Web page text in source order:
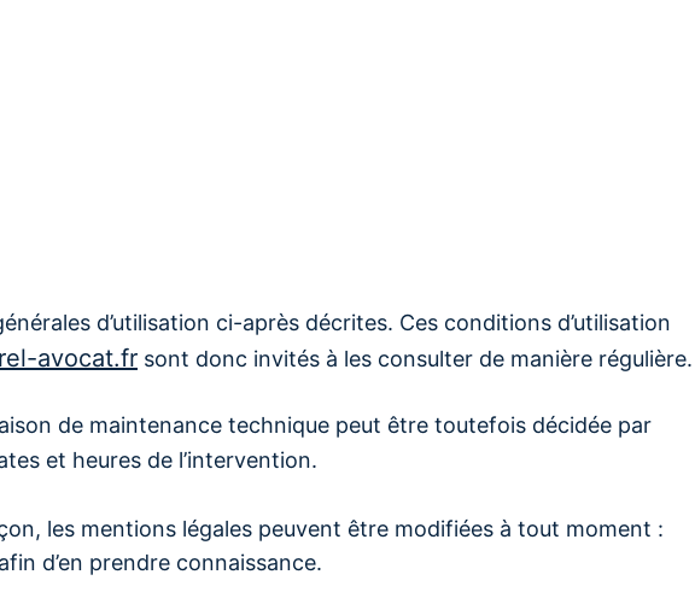
d’utilisation ci-après décrites. Ces conditions d’utilisation
avocat.fr sont donc invités à les consulter de manière régulière.
de maintenance technique peut être toutefois décidée par
et heures de l’intervention.
les mentions légales peuvent être modifiées à tout moment :
d’en prendre connaissance.